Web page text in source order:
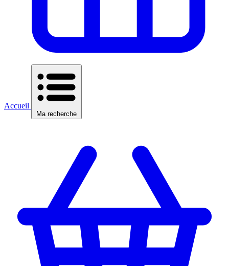
Accueil
Ma recherche